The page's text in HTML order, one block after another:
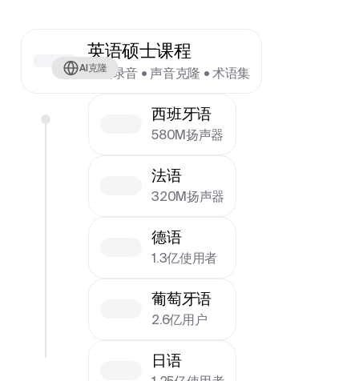
英语硕士课程
原始录音 • 声音克隆 • 术语集
AI克隆
西班牙语
580M扬声器
法语
320M扬声器
德语
1.3亿使用者
葡萄牙语
2.6亿用户
日语